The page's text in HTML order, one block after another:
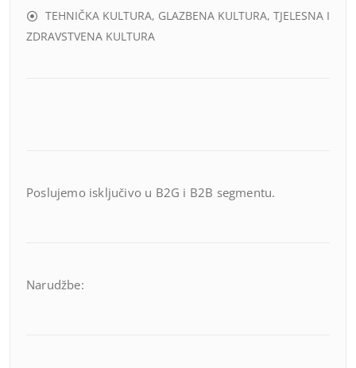
TEHNIČKA KULTURA, GLAZBENA KULTURA, TJELESNA I
ZDRAVSTVENA KULTURA
Poslujemo isključivo u B2G i B2B segmentu.
Narudžbe: